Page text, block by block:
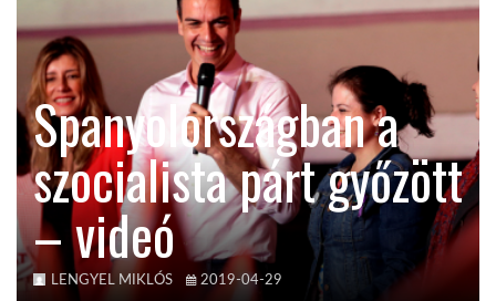
KÖZEL-KELET
AUSZTRÁLIA
A VILÁG ITTHON
MÉDIA
Spanyolországban a
szocialista párt győzött
– videó
LENGYEL MIKLÓS 2019-04-29